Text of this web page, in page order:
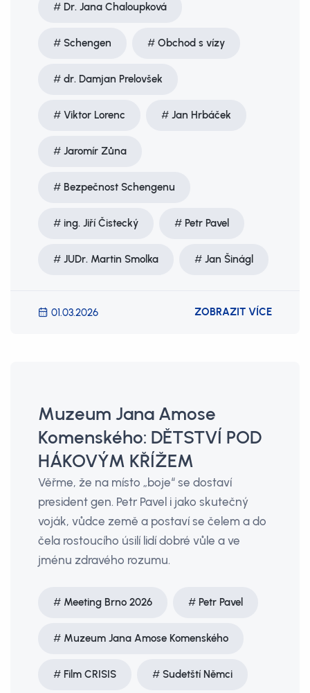
Dr. Jana Chaloupková
Schengen Obchod s vízy
dr. Damjan Prelovšek
Viktor Lorenc Jan Hrbáček
Jaromír Zůna
Bezpečnost Schengenu
ing. Jiří Čistecký Petr Pavel
JUDr. Martin Smolka Jan Šinágl
01.03.2026 ZOBRAZIT VÍCE
Muzeum Jana Amose
Komenského: DĚTSTVÍ POD
HÁKOVÝM KŘÍŽEM
Věřme, že na místo „boje“ se dostaví
president gen. Petr Pavel i jako skutečný
voják, vůdce země a postaví se čelem a do
čela rostoucího úsilí lidí dobré vůle a ve
jménu zdravého rozumu.
Meeting Brno 2026 Petr Pavel
Muzeum Jana Amose Komenského
Film CRISIS Sudetští Němci